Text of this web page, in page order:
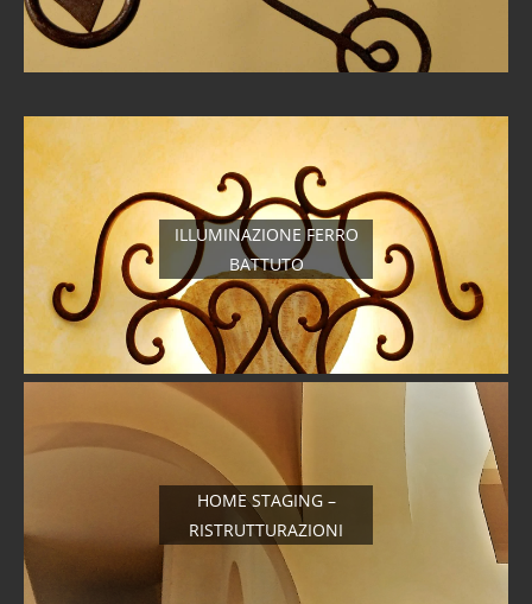
ILLUMINAZIONE FERRO
BATTUTO
HOME STAGING –
RISTRUTTURAZIONI